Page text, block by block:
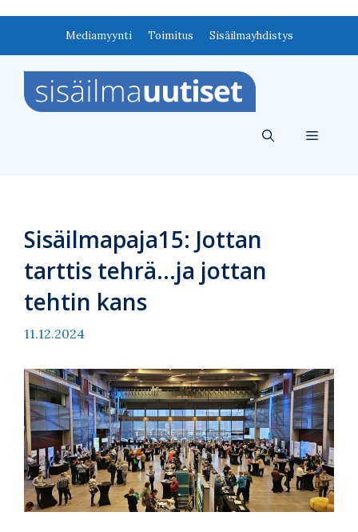
Mediamyynti Toimitus Sisäilmayhdistys
Valikko
Sisäilmapaja15: Jottan
tarttis tehrä…ja jottan
tehtin kans
11.12.2024